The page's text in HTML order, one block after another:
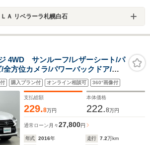
Ａ リベラーラ札幌白石
4WD サンルーフ/レザーシート/パ
全方位カメラ/パワーバックドア/追
ル/パドルシフトLEDヘッドライト/
/シートヒーター/BSM/パドルシフ
購入プラン付 オンライン相談可 360°画像付
支払総額
229.8万円
本体価格
222.8万円
通常ローン 月々27,800円
年式 2016年 走行 7.2万km